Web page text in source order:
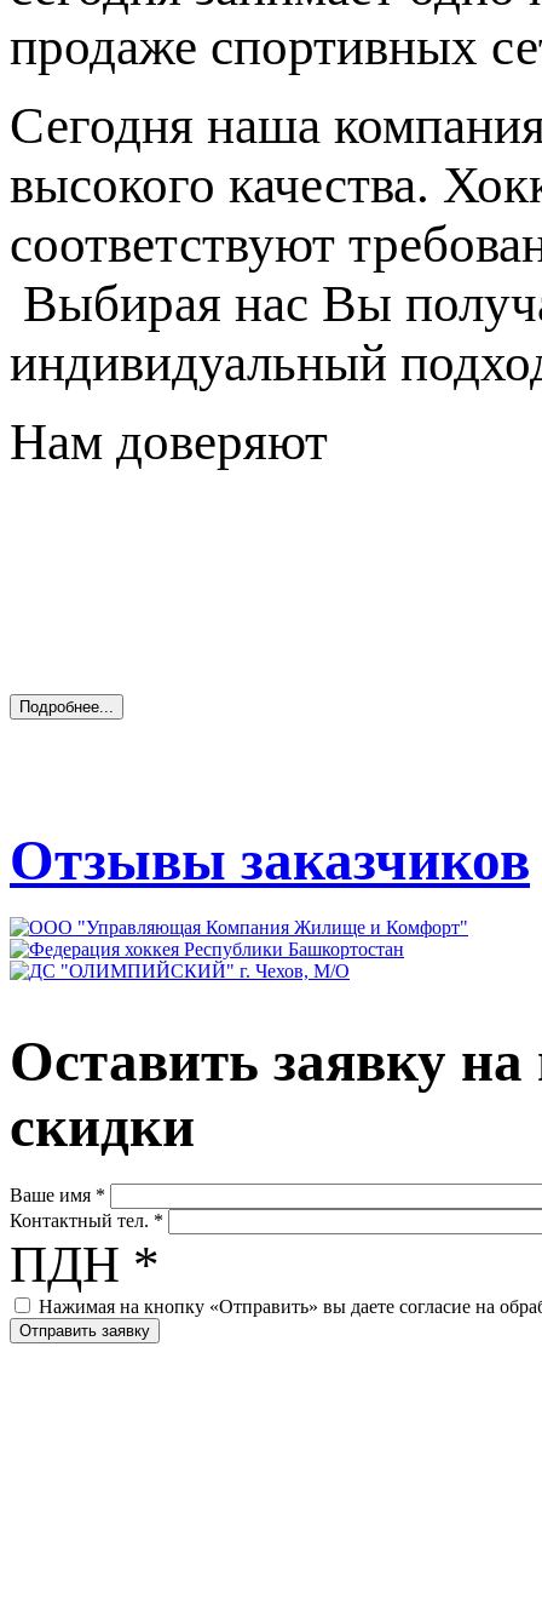
продаже спортивных
Сегодня наша
высокого качества.
соответствуют
Выбирая нас Вы
индивидуальный
Нам доверяют
Отзывы заказчиков
Оставить заявку
скидки
Ваше имя *
Контактный тел. *
ПДН *
Нажимая на кнопку «Отправить» вы даете согласие на